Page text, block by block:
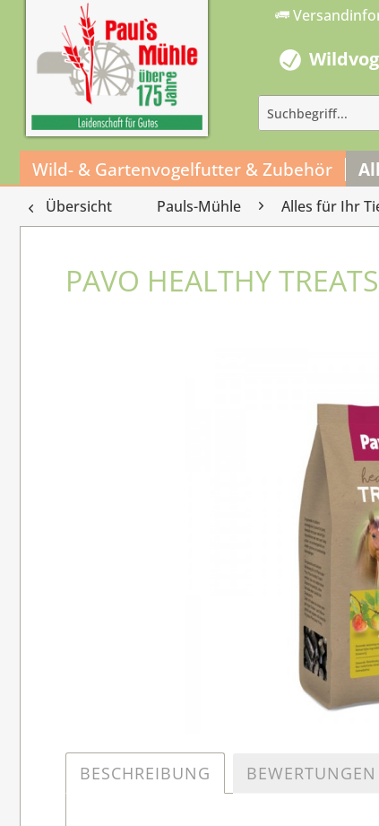
Wild- & Gartenvogelfutter & Zubehör
Übersicht Pauls-Mühle Alles für Ihr
PAVO HEALTHY
BESCHREIBUNG BEWERTUNGEN